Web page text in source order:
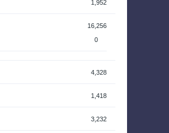
1,952
16,256
0
4,328
1,418
3,232